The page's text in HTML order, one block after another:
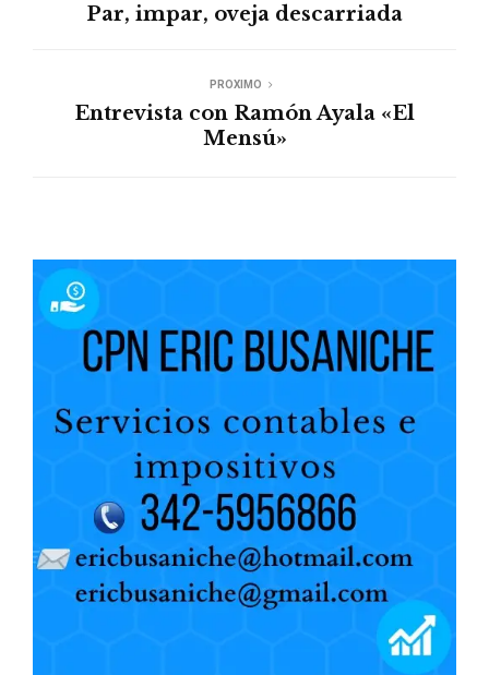
Par, impar, oveja descarriada
PROXIMO
Entrevista con Ramón Ayala «El
Mensú»